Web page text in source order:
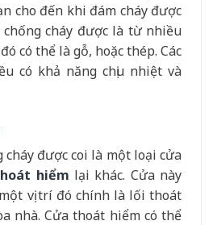
cho đến khi đám cháy được
cháy được là từ nhiều
có thể là gỗ, hoặc thép. Các
có khả năng chịu nhiệt và
cháy được coi là một loại cửa
hiểm lại khác. Cửa này
vị trí đó chính là lối thoát
nhà. Cửa thoát hiểm có thể